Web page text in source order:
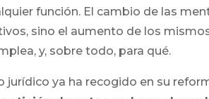
función. El cambio de las
sino el aumento de los
y, sobre todo, para qué.
ya ha recogido en su